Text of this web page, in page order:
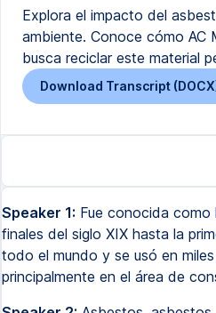
Explora el impacto del
ambiente. Conoce cómo AC
busca reciclar este material
Download Transcript
Speaker 1: Fue conocida como
finales del siglo XIX hasta la
todo el mundo y se usó en
principalmente en el área de